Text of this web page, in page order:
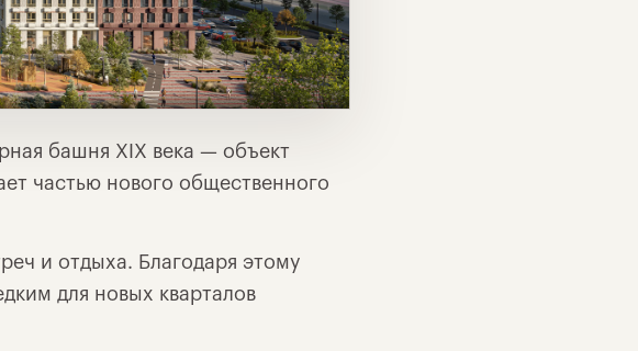
башня XIX века — объект
частью нового общественного
и отдыха. Благодаря этому
для новых кварталов